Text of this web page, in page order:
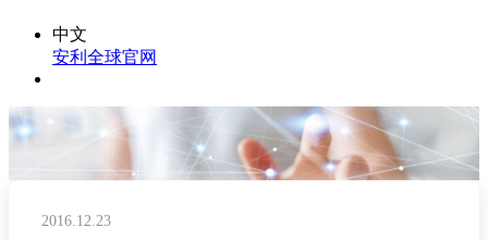
中文
安利全球官网
2016.12.23